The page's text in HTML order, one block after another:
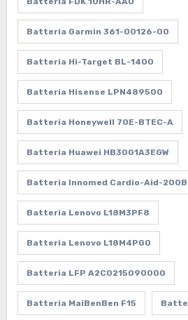
Batteria Garmin 361-00126-00
Batteria Hi-Target BL-1400
Batteria Hisense LPN489500
Batteria Honeywell 70E-BTEC-A
Batteria Huawei HB30G1A3EGW
Batteria Innomed Cardio-Aid-200B
Batteria Lenovo L18M3PF8
Batteria Lenovo L18M4PG0
Batteria LFP A2C0215090000
Batteria MaiBenBen F15